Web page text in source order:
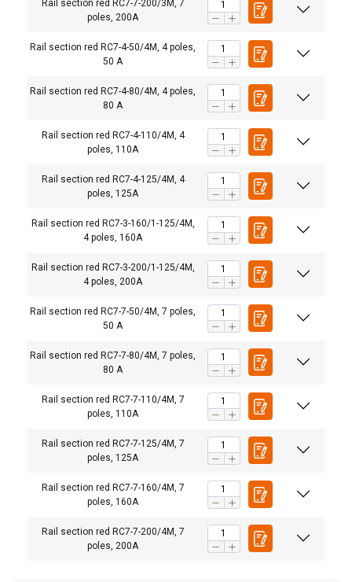
Rail section red RC7-7-200/3M, 7
poles, 200A
Rail section red RC7-4-50/4M, 4 poles,
50 A
Rail section red RC7-4-80/4M, 4 poles,
80 A
Rail section red RC7-4-110/4M, 4
poles, 110A
Rail section red RC7-4-125/4M, 4
poles, 125A
Rail section red RC7-3-160/1-125/4M,
4 poles, 160A
Rail section red RC7-3-200/1-125/4M,
4 poles, 200A
Rail section red RC7-7-50/4M, 7 poles,
50 A
Rail section red RC7-7-80/4M, 7 poles,
80 A
Rail section red RC7-7-110/4M, 7
poles, 110A
Rail section red RC7-7-125/4M, 7
poles, 125A
Rail section red RC7-7-160/4M, 7
poles, 160A
Rail section red RC7-7-200/4M, 7
poles, 200A
DUTCH
ENGLISH TRANSLATION
Deze website maakt gebruik van
cookies.
We gebruiken cookies om inhoud en
advertenties te personaliseren en om ons
verkeer te analyseren. We delen ook informatie
over uw gebruik van onze site met onze
advertentie- en analysepartners, die deze
u aan hen heeft verstrekt of die zij hebben
verzameld door uw gebruik van hun diensten.
Privacybeleid
noodzakelijk
Targeting
Functioneel Niet-geclassificeerd
ALLES ACCEPTEREN
ALLES AFWIJZEN